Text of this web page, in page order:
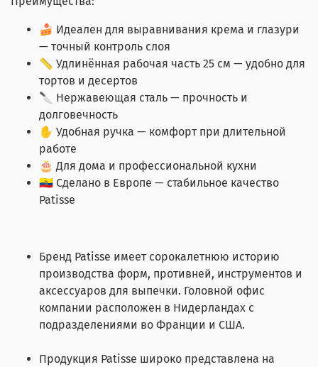
🍰 Идеален для выравнивания крема и глазури
— точный контроль слоя
📏 Удлинённая рабочая часть 25 см — удобно для
тортов и десертов
🔪 Нержавеющая сталь — прочность и
долговечность
✋ Удобная ручка — комфорт при длительной
работе
🎂 Для дома и профессиональной кухни
🇪🇨 Сделано в Европе — стабильное качество
Patisse
Бренд Patisse имеет сорокалетнюю историю
производства форм, противней, инструментов и
аксессуаров для выпечки. Головной офис
компании расположен в Нидерландах с
подразделениями во Франции и США.
Продукция Patisse широко представлена на